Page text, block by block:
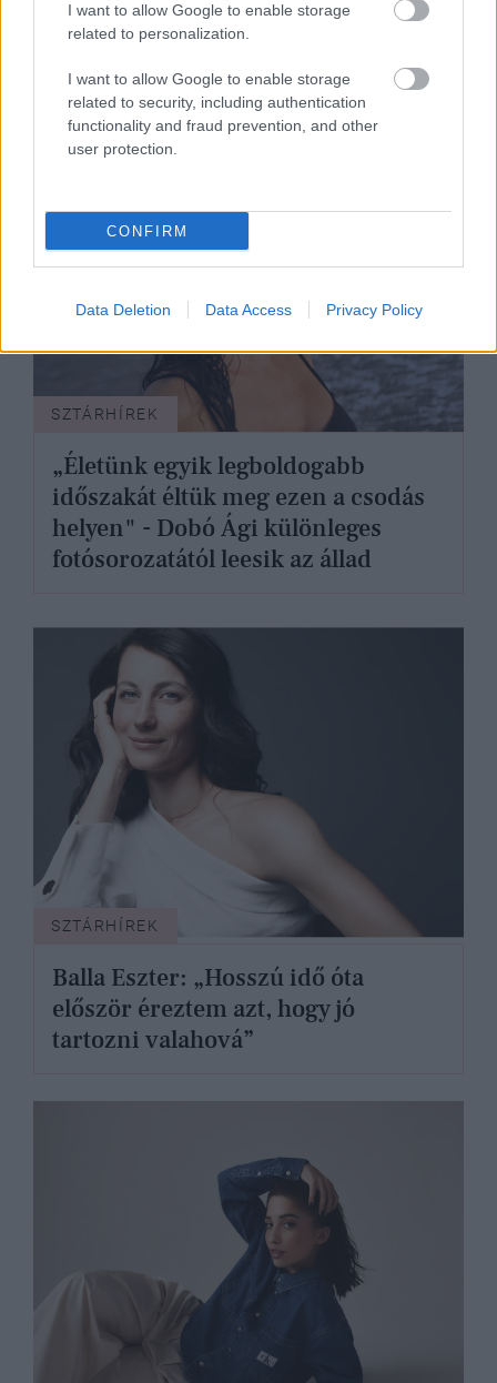
I want to allow Google to enable storage
related to personalization.
I want to allow Google to enable storage
related to security, including authentication
functionality and fraud prevention, and other
user protection.
CONFIRM
Data Deletion Data Access Privacy Policy
lehetőség biztonságban,
méltósággal élni, és hogy az LMBTQ
közösség vidéken is építhet életet”
SZTÁRHÍREK
„Életünk egyik legboldogabb
időszakát éltük meg ezen a csodás
helyen" - Dobó Ági különleges
fotósorozatától leesik az állad
SZTÁRHÍREK
Balla Eszter: „Hosszú idő óta
először éreztem azt, hogy jó
tartozni valahová”